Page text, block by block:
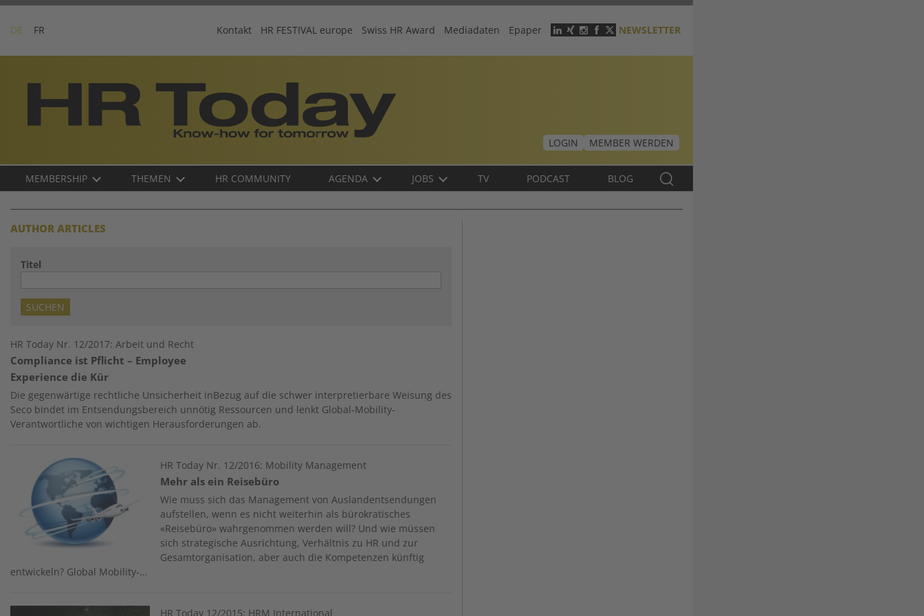
Skip
content
DE FR
Header
menu
Kontakt HR FESTIVAL europe Swiss HR Award Mediadaten Epaper NEWSLETTER
LOGIN
MEMBER WERDEN
Main
DE
MEMBERSHIP THEMEN HR COMMUNITY AGENDA JOBS TV PODCAST BLOG
AUTHOR ARTICLES
Titel
HR Today Nr. 12/2017: Arbeit und Recht
Compliance ist Pflicht – Employee
Experience die Kür
Die gegenwärtige rechtliche Unsicherheit inBezug auf die schwer interpretierbare Weisung des
Seco bindet im Entsendungsbereich unnötig Ressourcen und lenkt Global-Mobility-
Verantwortliche von wichtigen Herausforderungen ab.
HR Today Nr. 12/2016: Mobility Management
Mehr als ein Reisebüro
Wie muss sich das Management von Auslandentsendungen
aufstellen, wenn es nicht weiterhin als bürokratisches
«Reisebüro» wahrgenommen werden will? Und wie müssen
sich strategische Ausrichtung, Verhältnis zu HR und zur
Gesamtorganisation, aber auch die Kompetenzen künftig
entwickeln? Global Mobility-…
HR Today 12/2015: HRM International